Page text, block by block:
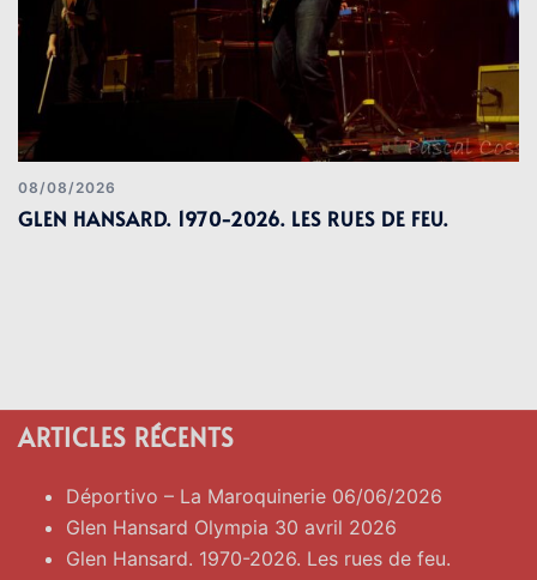
08/08/2026
GLEN HANSARD. 1970-2026. LES RUES DE FEU.
ARTICLES RÉCENTS
Déportivo – La Maroquinerie 06/06/2026
Glen Hansard Olympia 30 avril 2026
Glen Hansard. 1970-2026. Les rues de feu.